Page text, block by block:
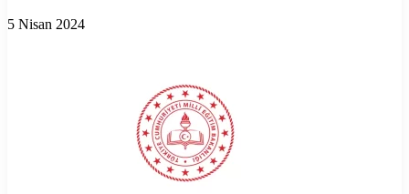
5 Nisan 2024